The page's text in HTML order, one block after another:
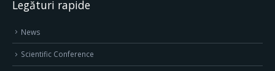
Legături rapide
News
Scientific Conference